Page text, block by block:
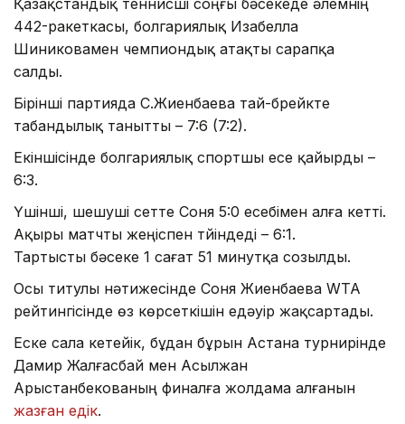
442-ракеткасы, болгариялық Изабелла
Шиниковамен чемпиондық атақты сарапқа
салды.
Бірінші партияда С.Жиенбаева тай-брейкте
табандылық танытты – 7:6 (7:2).
Екіншісінде болгариялық спортшы есе қайырды –
6:3.
Үшінші, шешуші сетте Соня 5:0 есебімен алға кетті.
Ақыры матчты жеңіспен түйіндеді – 6:1.
Тартысты бәсеке 1 сағат 51 минутқа созылды.
Осы титулы нәтижесінде Соня Жиенбаева WTA
рейтингісінде өз көрсеткішін едәуір жақсартады.
Еске сала кетейік, бұдан бұрын Астана турнирінде
Дамир Жалғасбай мен Асылжан
Арыстанбекованың финалға жолдама алғанын
жазған едік.